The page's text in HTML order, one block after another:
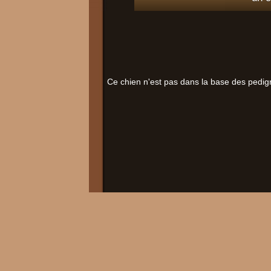
Ce chien n'est pas dans la base des